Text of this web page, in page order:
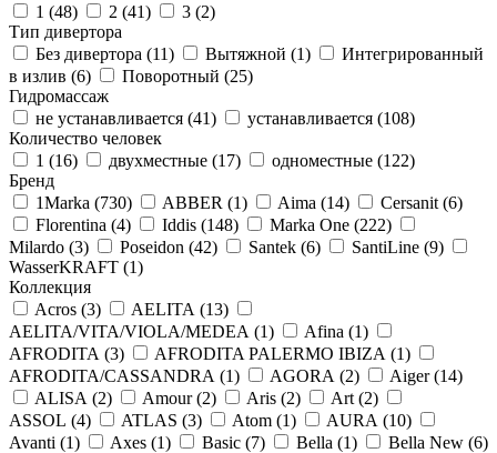
1 (48) 2 (41) 3 (2)
Тип дивертора
Без дивертора (11) Вытяжной (1)
Интегрированный
в излив (6) Поворотный (25)
Гидромассаж
не устанавливается (41) устанавливается (108)
Количество человек
1 (16) двухместные (17) одноместные (122)
Бренд
1Marka (730) ABBER (1) Aima (14) Cersanit (6)
Florentina (4) Iddis (148) Marka One (222)
Milardo (3) Poseidon (42) Santek (6) SantiLine (9)
WasserKRAFT (1)
Коллекция
Acros (3) AELITA (13)
AELITA/VITA/VIOLA/MEDEA (1) Afina (1)
AFRODITA (3) AFRODITA PALERMO IBIZA (1)
AFRODITA/CASSANDRA (1) AGORA (2) Aiger (14)
ALISA (2) Amour (2) Aris (2) Art (2)
ASSOL (4) ATLAS (3) Atom (1) AURA (10)
Avanti (1) Axes (1) Basic (7) Bella (1) Bella New (6)